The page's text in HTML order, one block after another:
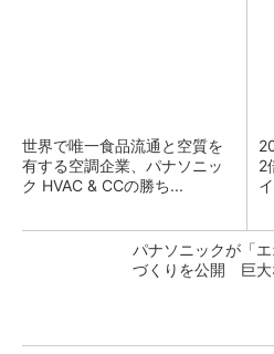
世界で唯一食品流通と空質を
有する空調企業、パナソニッ
ク HVAC & CCの勝ち...
2
パナソニックが「
づくりを公開 巨大